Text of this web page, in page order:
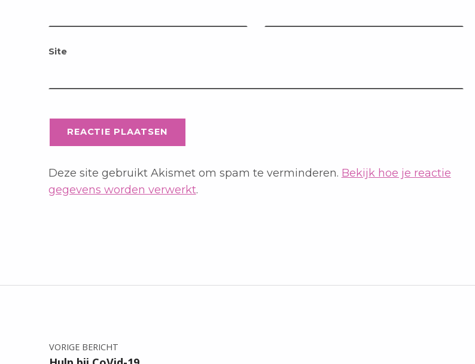
Site
Deze site gebruikt Akismet om spam te verminderen. Bekijk hoe je reactie
gegevens worden verwerkt.
Bericht navigatie
VORIGE BERICHT